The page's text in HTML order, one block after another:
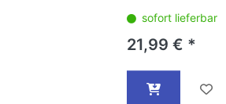
sofort lieferbar
21,99 € *